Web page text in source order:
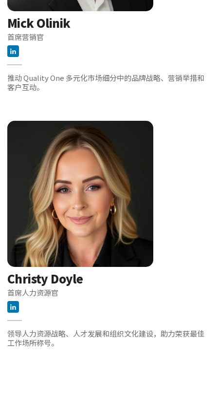
Mick Olinik
首席营销官
推动 Quality One 多元化市场细分中的品牌战略、营销举措和
客户互动。
Christy Doyle
首席人力资源官
领导人力资源战略、人才发展和组织文化建设，助力荣获最佳
工作场所称号。